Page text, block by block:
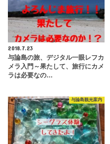
2018.7.23
与論島の旅、デジタル一眼レフカ
メラ入門～果たして、旅行にカメ
ラは必要なの…
与論島観光案内